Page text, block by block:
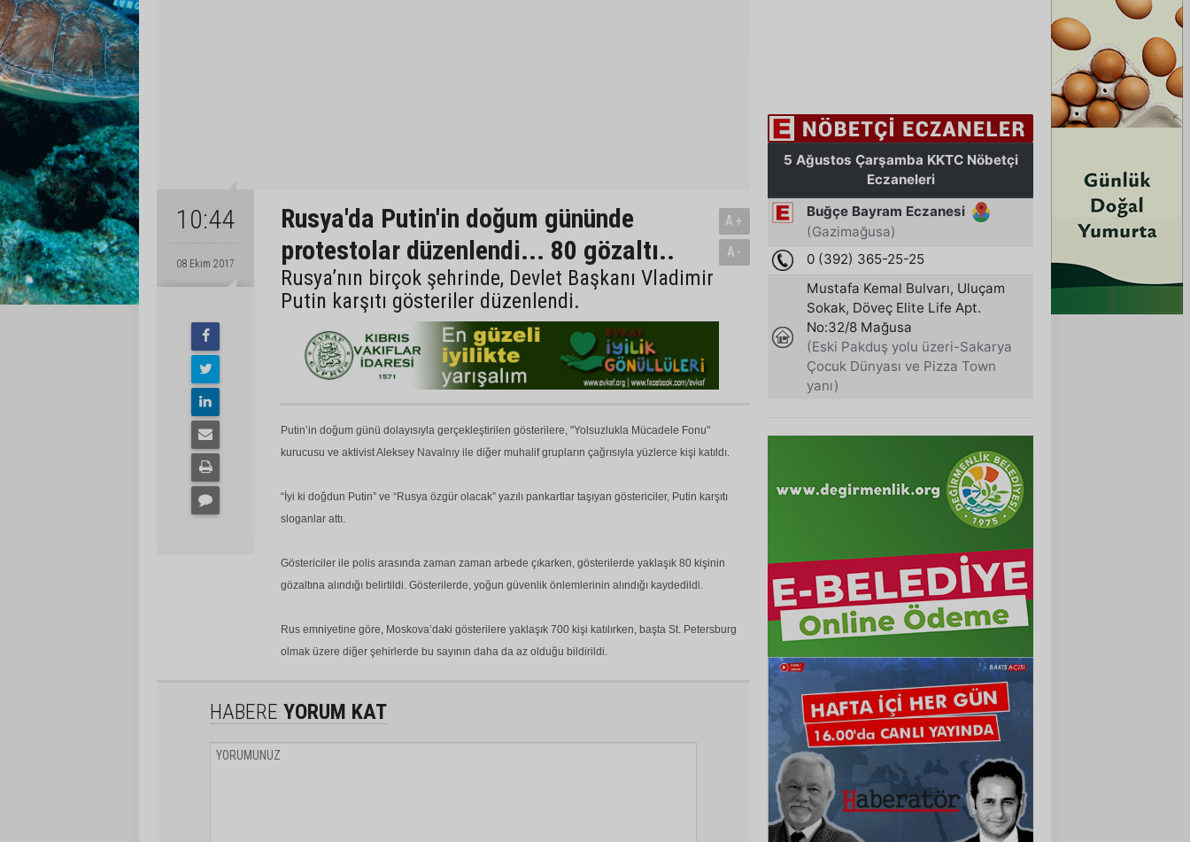
10:44
08 Ekim 2017
Rusya'da Putin'in doğum gününde
protestolar düzenlendi... 80 gözaltı..
Rusya’nın birçok şehrinde, Devlet Başkanı Vladimir
Putin karşıtı gösteriler düzenlendi.
A+
A-
Putin’in doğum günü dolayısıyla gerçekleştirilen gösterilere, "Yolsuzlukla Mücadele Fonu"
kurucusu ve aktivist Aleksey Navalnıy ile diğer muhalif grupların çağrısıyla yüzlerce kişi katıldı.
“İyi ki doğdun Putin” ve “Rusya özgür olacak” yazılı pankartlar taşıyan göstericiler, Putin karşıtı
sloganlar attı.
Göstericiler ile polis arasında zaman zaman arbede çıkarken, gösterilerde yaklaşık 80 kişinin
gözaltına alındığı belirtildi. Gösterilerde, yoğun güvenlik önlemlerinin alındığı kaydedildi.
Rus emniyetine göre, Moskova’daki gösterilere yaklaşık 700 kişi katılırken, başta St. Petersburg
olmak üzere diğer şehirlerde bu sayının daha da az olduğu bildirildi.
HABERE YORUM KAT